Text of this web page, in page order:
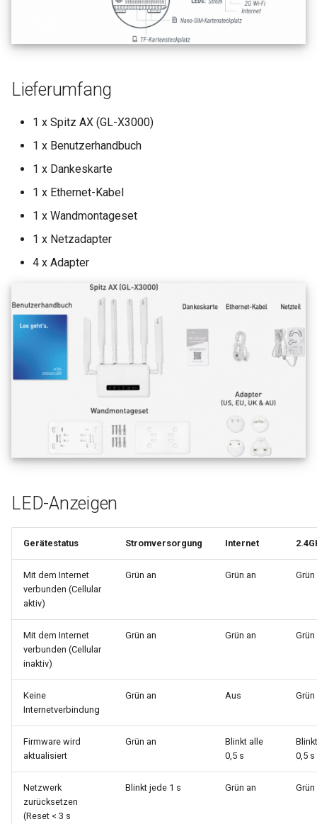
Lieferumfang
1 x Spitz AX (GL-X3000)
1 x Benutzerhandbuch
1 x Dankeskarte
1 x Ethernet-Kabel
1 x Wandmontageset
1 x Netzadapter
4 x Adapter
LED-Anzeigen
Gerätestatus Stromversorgung Internet
Mit dem Internet
verbunden (Cellular
aktiv)
Grün an Grün an Grün
Mit dem Internet
verbunden (Cellular
inaktiv)
Grün an Grün an Grün
Keine
Internetverbindung
Grün an Aus Grün
Firmware wird
aktualisiert
Grün an
Blinkt alle
0,5 s
0,5 s
Netzwerk
zurücksetzen
(Reset < 3 s
Blinkt jede 1 s Grün an Grün